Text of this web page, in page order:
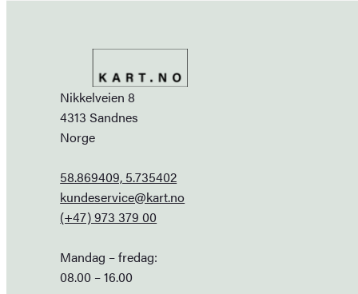
Nikkelveien 8
4313 Sandnes
Norge
58.869409, 5.735402
kundeservice@kart.no
(+47) 973 379 00
Mandag – fredag:
08.00 – 16.00